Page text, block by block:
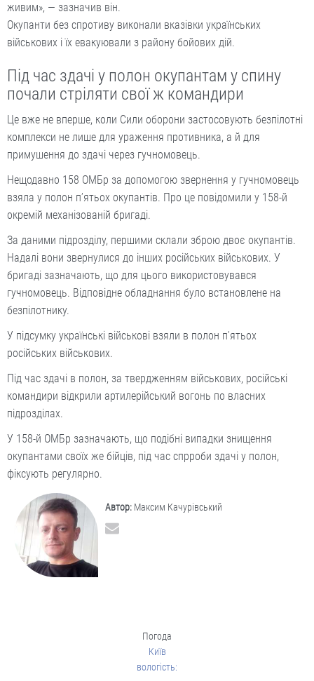
живим», — зазначив він.
Окупанти без спротиву виконали вказівки українських
військових і їх евакуювали з району бойових дій.
Під час здачі у полон окупантам у спину
почали стріляти свої ж командири
Це вже не вперше, коли Сили оборони застосовують безпілотні
комплекси не лише для ураження противника, а й для
примушення до здачі через гучномовець.
Нещодавно 158 ОМБр за допомогою звернення у гучномовець
взяла у полон п’ятьох окупантів. Про це повідомили у 158-й
окремій механізованій бригаді.
За даними підрозділу, першими склали зброю двоє окупантів.
Надалі вони звернулися до інших російських військових. У
бригаді зазначають, що для цього використовувався
гучномовець. Відповідне обладнання було встановлене на
безпілотнику.
У підсумку українські військові взяли в полон п’ятьох
російських військових.
Під час здачі в полон, за твердженням військових, російські
командири відкрили артилерійський вогонь по власних
підрозділах.
У 158-й ОМБр зазначають, що подібні випадки знищення
окупантами своїх же бійців, під час спрроби здачі у полон,
фіксують регулярно.
Автор: Максим Качурівський
Погода
Київ
вологість: